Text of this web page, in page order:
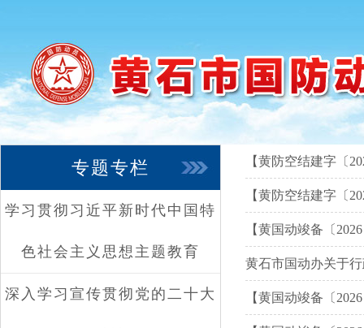
专题专栏
学习贯彻习近平新时代中国特
色社会主义思想主题教育
深入学习宣传贯彻党的二十大
【黄防空结建字〔
【黄防空结建字〔
【黄国动竣备〔
黄石市国动办关于
【黄国动竣备〔